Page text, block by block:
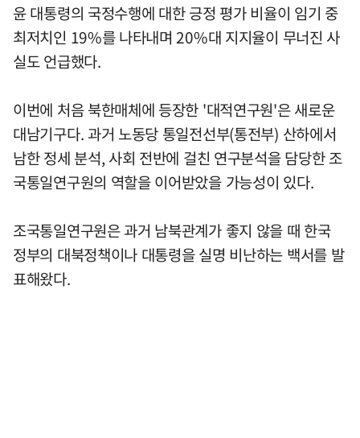
윤 대통령의 국정수행에 대한 긍정 평가 비율이 임기 중
최저치인 19%를 나타내며 20%대 지지율이 무너진 사
실도 언급했다.
이번에 처음 북한매체에 등장한 '대적연구원'은 새로운
대남기구다. 과거 노동당 통일전선부(통전부) 산하에서
남한 정세 분석, 사회 전반에 걸친 연구분석을 담당한 조
국통일연구원의 역할을 이어받았을 가능성이 있다.
조국통일연구원은 과거 남북관계가 좋지 않을 때 한국
정부의 대북정책이나 대통령을 실명 비난하는 백서를 발
표해왔다.